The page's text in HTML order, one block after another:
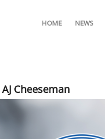
HOME NEWS
AJ Cheeseman